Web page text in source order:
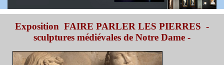
Exposition FAIRE PARLER LES PIERRES -
sculptures médiévales de Notre Dame -